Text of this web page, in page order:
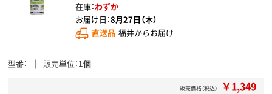
在庫：わずか
お届け日：8月27日（木）
直送品 福井からお届け
型番 販売単位 1個
販売価格（税込） ￥1,349